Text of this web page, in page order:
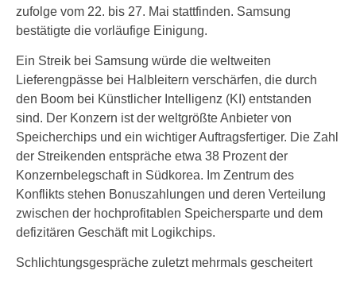
zufolge vom 22. bis 27. Mai stattfinden. Samsung
bestätigte die vorläufige Einigung.
Ein Streik bei Samsung würde die weltweiten
Lieferengpässe bei Halbleitern verschärfen, die durch
den Boom bei Künstlicher Intelligenz (KI) entstanden
sind. Der Konzern ist der weltgrößte Anbieter von
Speicherchips und ein wichtiger Auftragsfertiger. Die Zahl
der Streikenden entspräche etwa 38 Prozent der
Konzernbelegschaft in Südkorea. Im Zentrum des
Konflikts stehen Bonuszahlungen und deren Verteilung
zwischen der hochprofitablen Speichersparte und dem
defizitären Geschäft mit Logikchips.
Schlichtungsgespräche zuletzt mehrmals gescheitert